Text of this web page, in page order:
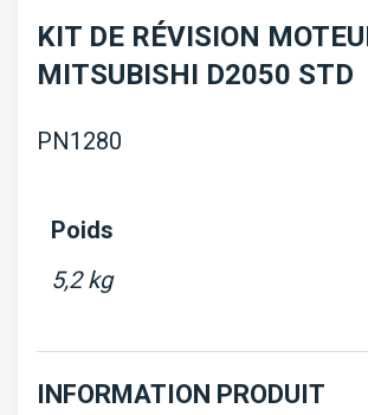
KIT DE RÉVISION
MITSUBISHI D2050 STD
PN1280
Poids
5,2 kg
INFORMATION PRODUIT